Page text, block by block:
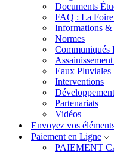
Documents
FAQ : La
Informations
Normes
Communiqués
Eaux Pluviales
Interventions
Développement
Partenariats
Vidéos
Envoyez vos
Paiement en Ligne
PAIEMENT